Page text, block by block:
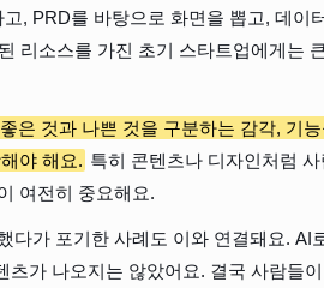
, PRD를 바탕으로 화면을 뽑고, 데이
리소스를 가진 초기 스타트업에게는
은 것과 나쁜 것을 구분하는 감각, 기
야 해요. 특히 콘텐츠나 디자인처럼
여전히 중요해요.
다가 포기한 사례도 이와 연결돼요. AI
가 나오지는 않았어요. 결국 사람들